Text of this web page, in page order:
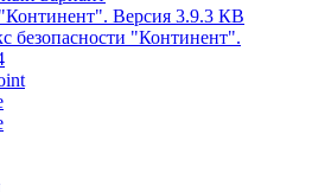
Версия 3.9.3 КВ
безопасности "Континент".